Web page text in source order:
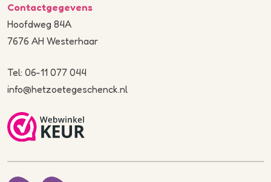
Contactgegevens
Hoofdweg 84A
7676 AH Westerhaar
Tel: 06-11 077 044
info@hetzoetegeschenck.nl